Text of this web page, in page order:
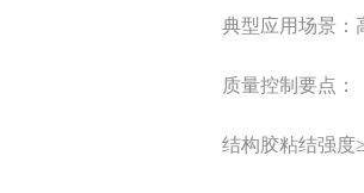
典型应用场景：
质量控制要点：
结构胶粘结强度